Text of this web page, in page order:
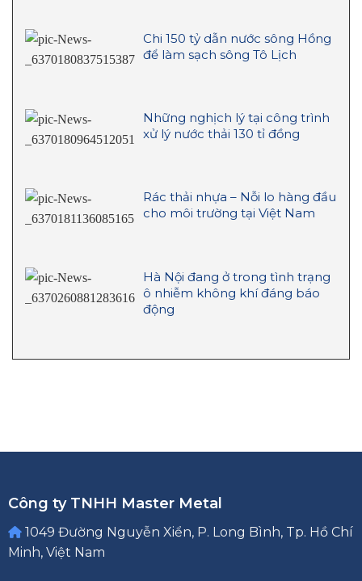
Chi 150 tỷ dẫn nước sông Hồng
để làm sạch sông Tô Lịch
Những nghịch lý tại công trình
xử lý nước thải 130 tỉ đồng
Rác thải nhựa – Nỗi lo hàng đầu
cho môi trường tại Việt Nam
Hà Nội đang ở trong tình trạng
ô nhiễm không khí đáng báo
động
Công ty TNHH Master Metal
1049 Đường Nguyễn Xiển, P. Long Bình, Tp. Hồ Chí
Minh, Việt Nam